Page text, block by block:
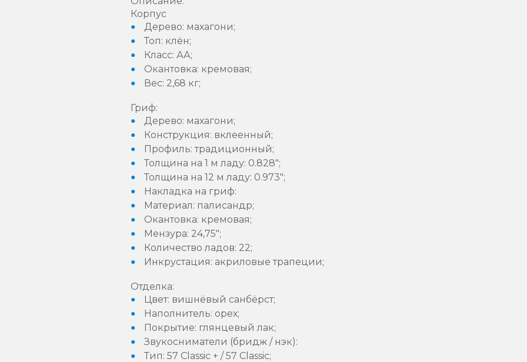
Корпус
Дерево: махагони;
Топ: клён;
Класс: АА;
Окантовка: кремовая;
Вес: 2,68 кг;
Гриф:
Дерево: махагони;
Конструкция: вклеенный;
Профиль: традиционный;
Толщина на 1 м ладу: 0.828″;
Толщина на 12 м ладу: 0.973″;
Накладка на гриф:
Материал: палисандр;
Окантовка: кремовая;
Мензура: 24,75";
Количество ладов: 22;
Инкрустация: акриловые трапеции;
Отделка:
Цвет: вишнёвый санбёрст;
Наполнитель: орех;
Покрытие: глянцевый лак;
Звукосниматели (бридж / нэк):
Тип: 57 Classic + / 57 Classic;